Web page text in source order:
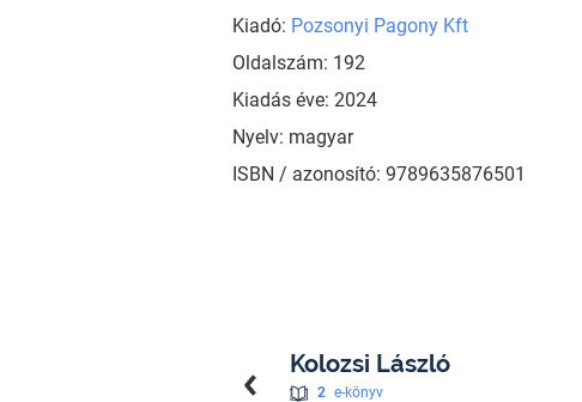
Kiadó: Pozsonyi Pagony Kft
Oldalszám: 192
Kiadás éve: 2024
Nyelv: magyar
ISBN / azonosító: 9789635876501
Kolozsi László
2 e-könyv